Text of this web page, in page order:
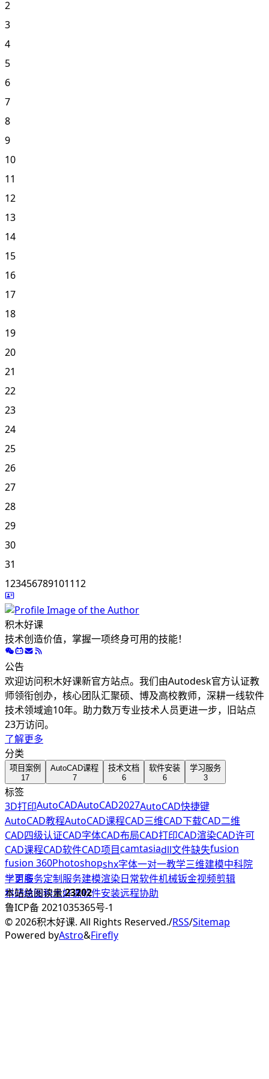
2
3
4
5
6
7
8
9
10
11
12
13
14
15
16
17
18
19
20
21
22
23
24
25
26
27
28
29
30
31
123456789101112
积木好课
技术创造价值，掌握一项终身可用的技能！
公告
欢迎访问积木好课新官方站点。我们由Autodesk官方认证教
师领衔创办，核心团队汇聚硕、博及高校教师，深耕一线软件
技术领域逾10年。助力数万专业技术人员更进一步，旧站点
23万访问。
了解更多
分类
项目案例
17
AutoCAD课程
7
技术文档
6
软件安装
6
学习服务
3
标签
3D打印AutoCADAutoCAD2027AutoCAD快捷键
AutoCAD教程AutoCAD课程CAD三维CAD下载CAD二维
CAD四级认证CAD字体CAD布局CAD打印CAD渲染CAD许可
CAD课程CAD软件CAD项目camtasiadll文件缺失fusion
fusion 360Photoshopshx字体一对一教学三维建模中科院
学习服务定制服务建模渲染日常软件机械钣金视频剪辑
科研绘图积木好课软件安装远程协助
更多
本站总阅读量:23202
鲁ICP备 2021035365号-1
©2026积木好课. All Rights Reserved./RSS/Sitemap
Powered byAstro&Firefly